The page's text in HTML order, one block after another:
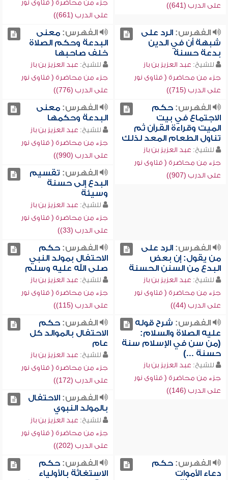
على الدرب (641))
جزء من محاضرة ( فتاوى نور
على الدرب (661))
الفهرس:الرد على
شبهة أن في الدين
بدعة حسنة
للشيخ: عبد العزيز بن باز
جزء من محاضرة ( فتاوى نور
على الدرب (715))
الفهرس:معنى
البدعة وحكم الصلاة
خلف صاحبها
للشيخ: عبد العزيز بن باز
جزء من محاضرة ( فتاوى نور
على الدرب (776))
الفهرس:حكم
الاجتماع في بيت
الميت وقراءة القرآن ثم
تناول الطعام المعد لذلك
للشيخ: عبد العزيز بن باز
جزء من محاضرة ( فتاوى نور
على الدرب (907))
الفهرس:معنى
البدعة وحكمها
للشيخ: عبد العزيز بن باز
جزء من محاضرة ( فتاوى نور
على الدرب (990))
الفهرس: تقسيم
البدع إلى حسنة
وسيئة
للشيخ: عبد العزيز بن باز
جزء من محاضرة ( فتاوى نور
على الدرب (33))
الفهرس:الرد على
من يقول: إن بعض
البدع من السنن الحسنة
للشيخ: عبد العزيز بن باز
جزء من محاضرة ( فتاوى نور
على الدرب (44))
الفهرس:حكم
الاحتفال بمولد النبي
صلى الله عليه وسلم
للشيخ: عبد العزيز بن باز
جزء من محاضرة ( فتاوى نور
على الدرب (115))
الفهرس: شرح قوله
عليه الصلاة والسلام:
(من سن في الإسلام سنة
حسنة ...)
للشيخ: عبد العزيز بن باز
جزء من محاضرة ( فتاوى نور
على الدرب (146))
الفهرس:حكم
الاحتفال بالموالد كل
عام
للشيخ: عبد العزيز بن باز
جزء من محاضرة ( فتاوى نور
على الدرب (172))
الفهرس:الاحتفال
بالمولد النبوي
للشيخ: عبد العزيز بن باز
جزء من محاضرة ( فتاوى نور
على الدرب (202))
الفهرس:حكم
دعاء الأموات
الفهرس:حكم
الاستغاثة بالأولياء